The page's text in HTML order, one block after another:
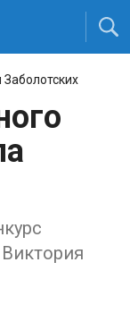
Заболотских